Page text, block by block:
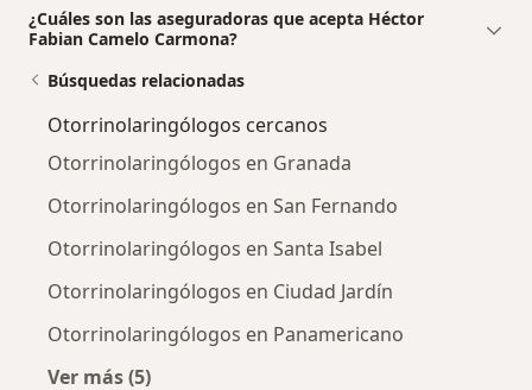
¿Cuáles son las aseguradoras que acepta Héctor
Fabian Camelo Carmona?
Búsquedas relacionadas
Otorrinolaringólogos cercanos
Otorrinolaringólogos en Granada
Otorrinolaringólogos en San Fernando
Otorrinolaringólogos en Santa Isabel
Otorrinolaringólogos en Ciudad Jardín
Otorrinolaringólogos en Panamericano
Ver más (5)